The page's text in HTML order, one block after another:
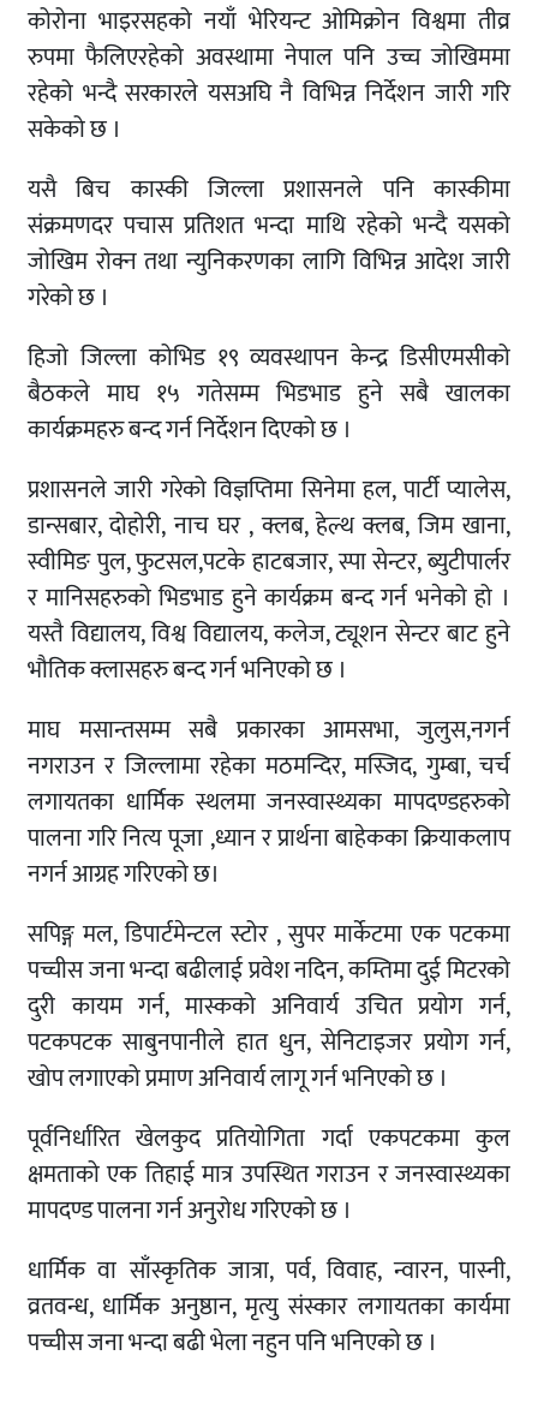
कोरोना भाइरसहको नयाँ भेरियन्ट ओमिक्रोन विश्वमा तीव्र
रुपमा फैलिएरहेको अवस्थामा नेपाल पनि उच्च जोखिममा
रहेको भन्दै सरकारले यसअघि नै विभिन्न निर्देशन जारी गरि
सकेको छ ।
यसै बिच कास्की जिल्ला प्रशासनले पनि कास्कीमा
संक्रमणदर पचास प्रतिशत भन्दा माथि रहेको भन्दै यसको
जोखिम रोक्न तथा न्युनिकरणका लागि विभिन्न आदेश जारी
गरेको छ ।
हिजो जिल्ला कोभिड १९ व्यवस्थापन केन्द्र डिसीएमसीको
बैठकले माघ १५ गतेसम्म भिडभाड हुने सबै खालका
कार्यक्रमहरु बन्द गर्न निर्देशन दिएको छ ।
प्रशासनले जारी गरेको विज्ञप्तिमा सिनेमा हल, पार्टी प्यालेस,
डान्सबार, दोहोरी, नाच घर , क्लब, हेल्थ क्लब, जिम खाना,
स्वीमिङ पुल, फुटसल,पटके हाटबजार, स्पा सेन्टर, ब्युटीपार्लर
र मानिसहरुको भिडभाड हुने कार्यक्रम बन्द गर्न भनेको हो ।
यस्तै विद्यालय, विश्व विद्यालय, कलेज, ट्यूशन सेन्टर बाट हुने
भौतिक क्लासहरु बन्द गर्न भनिएको छ ।
माघ मसान्तसम्म सबै प्रकारका आमसभा, जुलुस,नगर्न
नगराउन र जिल्लामा रहेका मठमन्दिर, मस्जिद, गुम्बा, चर्च
लगायतका धार्मिक स्थलमा जनस्वास्थ्यका मापदण्डहरुको
पालना गरि नित्य पूजा ,ध्यान र प्रार्थना बाहेकका क्रियाकलाप
नगर्न आग्रह गरिएको छ।
सपिङ्ग मल, डिपार्टमेन्टल स्टोर , सुपर मार्केटमा एक पटकमा
पच्चीस जना भन्दा बढीलाई प्रवेश नदिन, कम्तिमा दुई मिटरको
दुरी कायम गर्न, मास्कको अनिवार्य उचित प्रयोग गर्न,
पटकपटक साबुनपानीले हात धुन, सेनिटाइजर प्रयोग गर्न,
खोप लगाएको प्रमाण अनिवार्य लागू गर्न भनिएको छ ।
पूर्वनिर्धारित खेलकुद प्रतियोगिता गर्दा एकपटकमा कुल
क्षमताको एक तिहाई मात्र उपस्थित गराउन र जनस्वास्थ्यका
मापदण्ड पालना गर्न अनुरोध गरिएको छ ।
धार्मिक वा साँस्कृतिक जात्रा, पर्व, विवाह, न्वारन, पास्नी,
व्रतवन्ध, धार्मिक अनुष्ठान, मृत्यु संस्कार लगायतका कार्यमा
पच्चीस जना भन्दा बढी भेला नहुन पनि भनिएको छ ।